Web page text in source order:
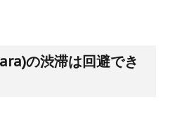
の渋滞は回避でき